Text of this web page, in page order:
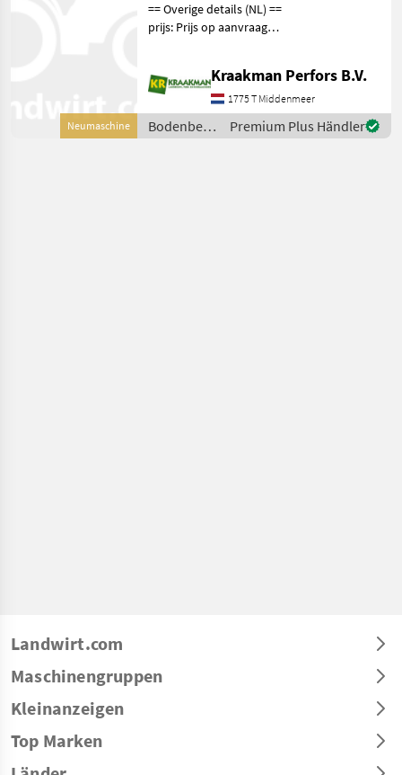
Neumaschine
== Overige details (NL) ==
prijs: Prijs op aanvraag
werkbreedte van 300 cm
met standaard 4 woelpoten
werk
Kraakman Perfors B.V.
1775 T Middenmeer
Bodenbearbeitung
/ Imants
Premium Plus Händler
Landwirt.com
Maschinengruppen
Kleinanzeigen
Top Marken